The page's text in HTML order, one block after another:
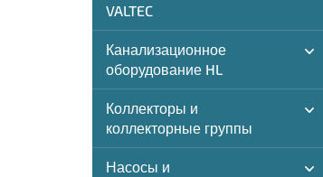
VALTEC
Канализационное
оборудование HL
Коллекторы и
коллекторные группы
Насосы и